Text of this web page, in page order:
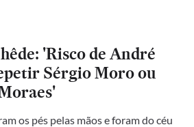
'Risco de André
Sérgio Moro ou
os pés pelas mãos e foram do céu